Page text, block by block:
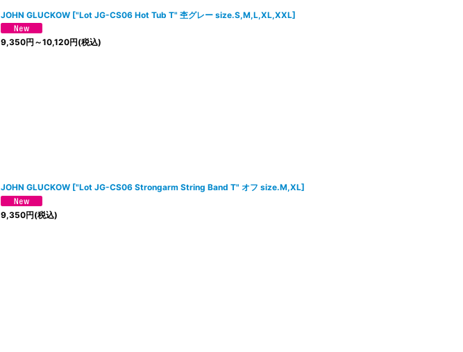
JOHN GLUCKOW ["Lot JG-CS06 Hot Tub T" 杢グレー size.S,M,L,XL,XXL]
9,350円 ～10,120円(税込)
JOHN GLUCKOW ["Lot JG-CS06 Strongarm String Band T" オフ size.M,XL]
9,350円(税込)